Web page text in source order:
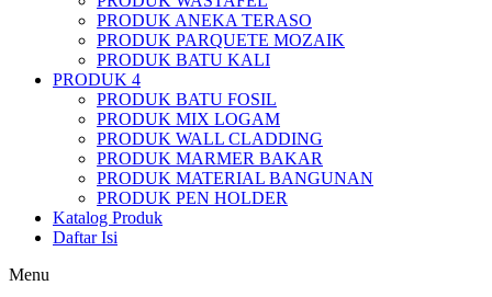
PRODUK ANEKA TERASO
PRODUK PARQUETE MOZAIK
PRODUK BATU KALI
PRODUK 4
PRODUK BATU FOSIL
PRODUK MIX LOGAM
PRODUK WALL CLADDING
PRODUK MARMER BAKAR
PRODUK MATERIAL BANGUNAN
PRODUK PEN HOLDER
Katalog Produk
Daftar Isi
Menu